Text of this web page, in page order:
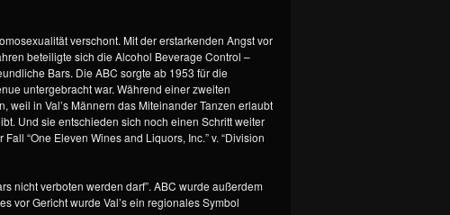
verschont. Mit der erstarkenden Angst vor
beteiligte sich die Alcohol Beverage Control –
Bars. Die ABC sorgte ab 1953 für die
untergebracht war. Während einer zweiten
in Val’s Männern das Miteinander Tanzen erlaubt
Und sie entschieden sich noch einen Schritt weiter
“One Eleven Wines and Liquors, Inc.” v. “Division
nicht verboten werden darf”. ABC wurde außerdem
vor Gericht wurde Val’s ein regionales Symbol